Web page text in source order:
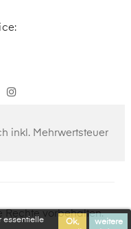
essentielle
Ok, weitere
Pinterest
inkl. Mehrwertsteuer
Rechte vorbehalten.